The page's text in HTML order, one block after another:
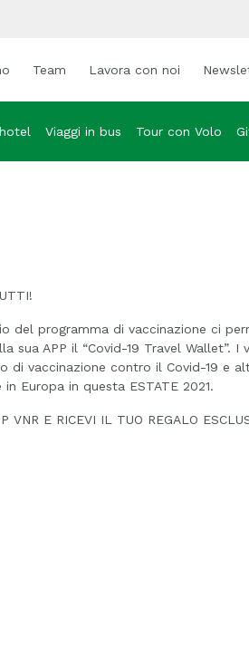
Team Lavora con noi
Viaggi in bus Tour con Volo
del programma di vaccinazione ci
sua APP il “Covid-19 Travel Wallet”.
di vaccinazione contro il Covid-19 e
Europa in questa ESTATE 2021.
VNR E RICEVI IL TUO REGALO